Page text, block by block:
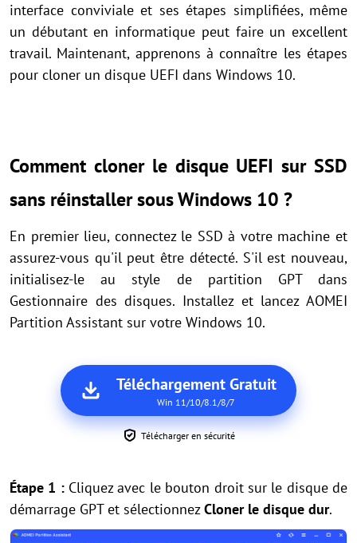
interface conviviale et ses étapes simplifiées, même
un débutant en informatique peut faire un excellent
travail. Maintenant, apprenons à connaître les étapes
pour cloner un disque UEFI dans Windows 10.
Comment cloner le disque UEFI sur SSD
sans réinstaller sous Windows 10 ?
En premier lieu, connectez le SSD à votre machine et
assurez-vous qu'il peut être détecté. S'il est nouveau,
initialisez-le au style de partition GPT dans
Gestionnaire des disques. Installez et lancez AOMEI
Partition Assistant sur votre Windows 10.
Téléchargement Gratuit
Win 11/10/8.1/8/7
Télécharger en sécurité
Étape 1 :Cliquez avec le bouton droit sur le disque de
démarrage GPT et sélectionnezCloner le disque dur.